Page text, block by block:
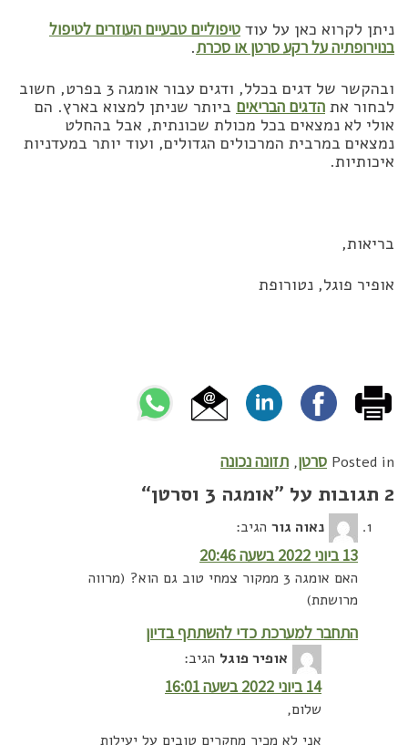
ניתן לקרוא כאן על עוד טיפוליים טבעיים העוזרים לטיפול
בנוירופתיה על רקע סרטן או סכרת.
ובהקשר של דגים בכלל, ודגים עבור אומגה 3 בפרט, חשוב
לבחור את הדגים הבריאים ביותר שניתן למצוא בארץ. הם
אולי לא נמצאים בכל מכולת שכונתית, אבל בהחלט
נמצאים במרבית המרכולים הגדולים, ועוד יותר במעדניות
איכותיות.
בריאות,
אופיר פוגל, נטורופת
Posted in סרטן, תזונה נכונה
2 תגובות על ” אומגה 3 וסרטן “
נאוה גור הגיב:
13 ביוני 2022 בשעה 20:46
האם אומגה 3 ממקור צמחי טוב גם הוא? (מרווה
מרושתת)
התחבר למערכת כדי להשתתף בדיון
אופיר פוגל הגיב:
14 ביוני 2022 בשעה 16:01
שלום,
אני לא מכיר מחקרים טובים על יעילות